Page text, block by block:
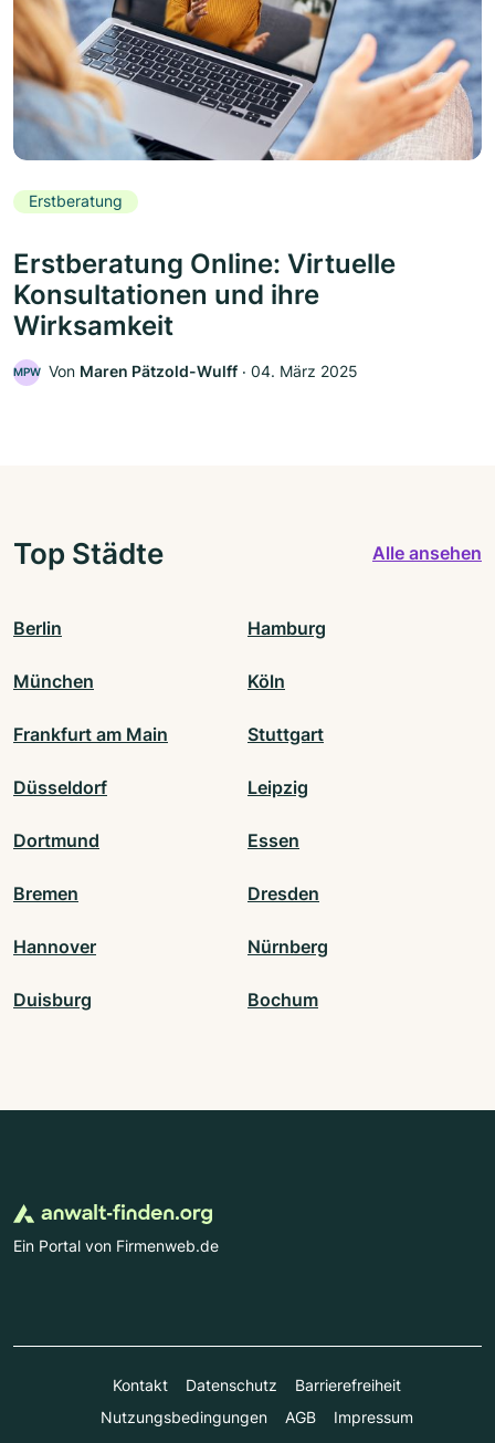
Erstberatung
Erstberatung Online: Virtuelle
Konsultationen und ihre
Wirksamkeit
MPW Von Maren Pätzold-Wulff ‧ 04. März 2025
Top Städte Alle ansehen
Berlin Hamburg
München Köln
Frankfurt am Main Stuttgart
Düsseldorf Leipzig
Dortmund Essen
Bremen Dresden
Hannover Nürnberg
Duisburg Bochum
Ein Portal von Firmenweb.de
Kontakt Datenschutz
Barrierefreiheit
Nutzungsbedingungen
AGB Impressum